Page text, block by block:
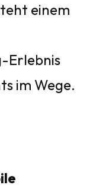
einem
Erlebnis
im Wege.